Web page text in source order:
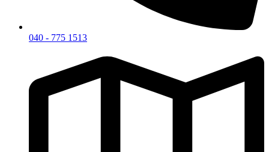
040 - 775 1513